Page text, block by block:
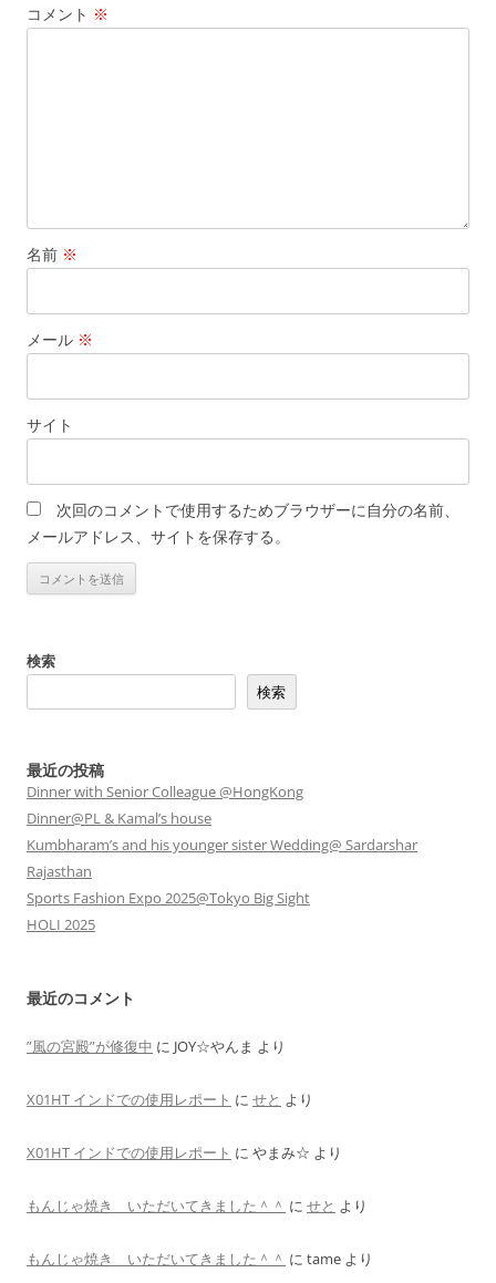
シ
コメント ※
名前 ※
メール ※
サイト
次回のコメントで使用するためブラウザーに自分の名前、
メールアドレス、サイトを保存する。
検索
検索
最近の投稿
Dinner with Senior Colleague @HongKong
Dinner@PL & Kamal’s house
Kumbharam’s and his younger sister Wedding@ Sardarshar
Rajasthan
Sports Fashion Expo 2025@Tokyo Big Sight
HOLI 2025
最近のコメント
”風の宮殿”が修復中 に JOY☆やんま より
X01HT インドでの使用レポート に せと より
X01HT インドでの使用レポート に やまみ☆ より
もんじゃ焼き いただいてきました＾＾ に せと より
もんじゃ焼き いただいてきました＾＾ に tame より